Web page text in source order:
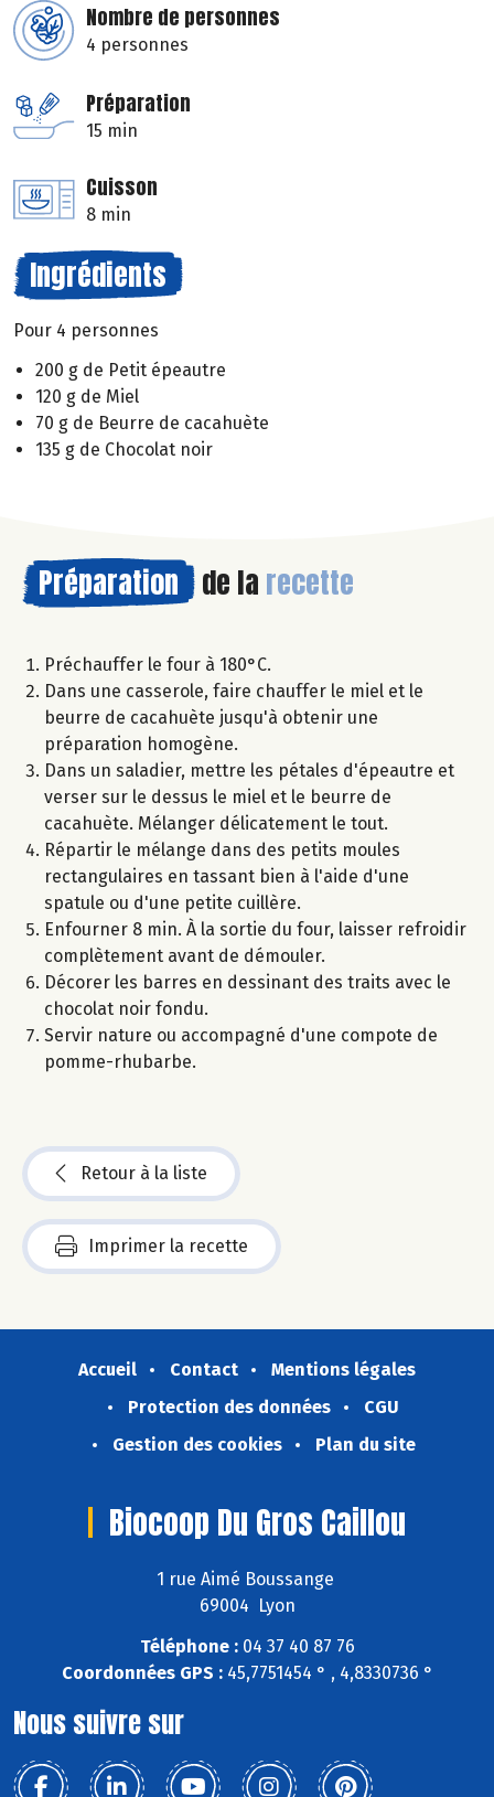
Nombre de personnes
4 personnes
Préparation
15 min
Cuisson
8 min
Ingrédients
Pour 4 personnes
200 g de Petit épeautre
120 g de Miel
70 g de Beurre de cacahuète
135 g de Chocolat noir
Préparation de la recette
Préchauffer le four à 180°C.
Dans une casserole, faire chauffer le miel et le
beurre de cacahuète jusqu'à obtenir une
préparation homogène.
Dans un saladier, mettre les pétales d'épeautre et
verser sur le dessus le miel et le beurre de
cacahuète. Mélanger délicatement le tout.
Répartir le mélange dans des petits moules
rectangulaires en tassant bien à l'aide d'une
spatule ou d'une petite cuillère.
Enfourner 8 min. À la sortie du four, laisser refroidir
complètement avant de démouler.
Décorer les barres en dessinant des traits avec le
chocolat noir fondu.
Servir nature ou accompagné d'une compote de
pomme-rhubarbe.
Retour à la liste
Imprimer la recette
Accueil Contact
Mentions légales
Protection des données
CGU
Gestion des cookies
Plan du site
Biocoop Du Gros Caillou
1 rue Aimé Boussange
69004 Lyon
Téléphone :04 37 40 87 76
Coordonnées GPS :45,7751454 ° , 4,8330736 °
Nous suivre sur